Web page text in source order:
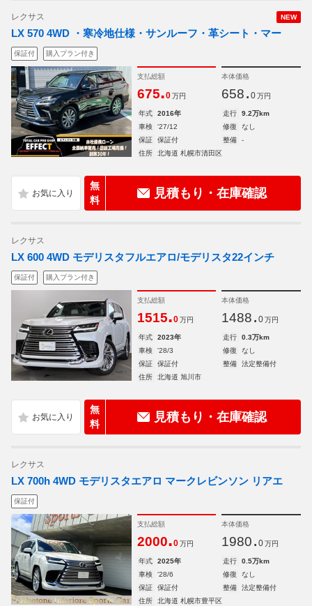
NEW
レクサス
LX 570 4WD ・寒冷地仕様・サンルーフ・革シート・マー
保証付 購入プラン付き
支払総額
675.0 万円
本体価格
658. 0 万円
年式 2016年 走行
9.2万km
車検
'27/12 修復
なし
保証
保証付 整備
-
住所
北海道 札幌市清田区
無
料
見積もり・在庫確認
レクサス
LX 600 4WD モデリスタフルエアロ/モデリスタ22インチ
保証付 購入プラン付き
支払総額
1515.0 万円
本体価格
1488. 0 万円
年式 2023年 走行
0.3万km
車検
'28/3 修復
なし
保証
保証付 整備
法定整備付
住所
北海道 旭川市
無
料
見積もり・在庫確認
レクサス
LX 700h 4WD モデリスタエアロ マークレビンソン リアエ
保証付
支払総額
2000.0 万円
本体価格
1980. 0 万円
年式 2025年 走行
0.5万km
車検
'28/6 修復
なし
保証
保証付 整備
法定整備付
住所
北海道 札幌市豊平区